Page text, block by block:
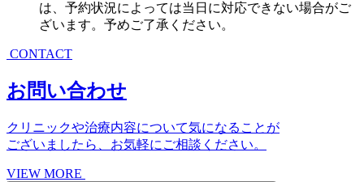
は、予約状況によっては当日に対応できない場合がご
ざいます。予めご了承ください。
CONTACT
お問い合わせ
クリニックや治療内容について気になることが
ございましたら、お気軽にご相談ください。
VIEW MORE